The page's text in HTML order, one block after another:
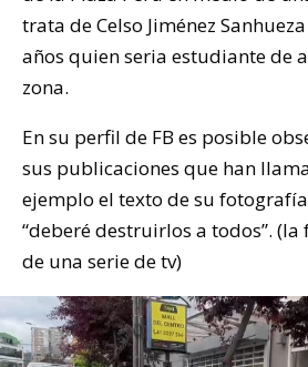
trata de Celso Jiménez
años quien seria estudiante de
zona.
En su perfil de FB es posible
sus publicaciones que han
ejemplo el texto de su
“deberé destruirlos a todos”. (la
de una serie de tv)